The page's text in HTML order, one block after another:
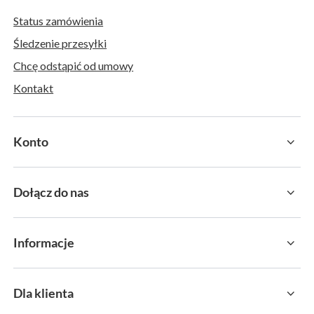
Status zamówienia
Śledzenie przesyłki
Chcę odstąpić od umowy
Kontakt
Konto
Dołącz do nas
Informacje
Dla klienta